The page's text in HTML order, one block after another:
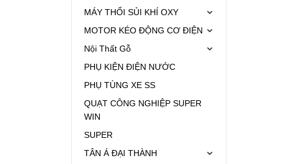
MÁY THỔI SỦI KHÍ OXY
MOTOR KÉO ĐỘNG CƠ ĐIỆN
Nội Thất Gỗ
PHỤ KIỆN ĐIỆN NƯỚC
PHỤ TÙNG XE SS
QUẠT CÔNG NGHIỆP SUPER
WIN
SUPER
TÂN Á ĐẠI THÀNH